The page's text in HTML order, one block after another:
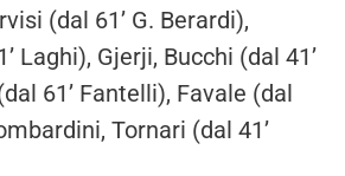
(dal 61’ G. Berardi),
Laghi), Gjerji, Bucchi (dal 41’
61’ Fantelli), Favale (dal
Tornari (dal 41’